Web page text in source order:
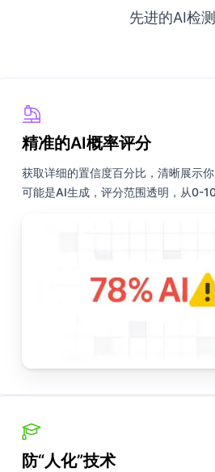
先进的AI检
精准的AI概率评分
获取详细的置信度百分比，清晰展示
可能是AI生成，评分范围透明，从0-
防“人化”技术